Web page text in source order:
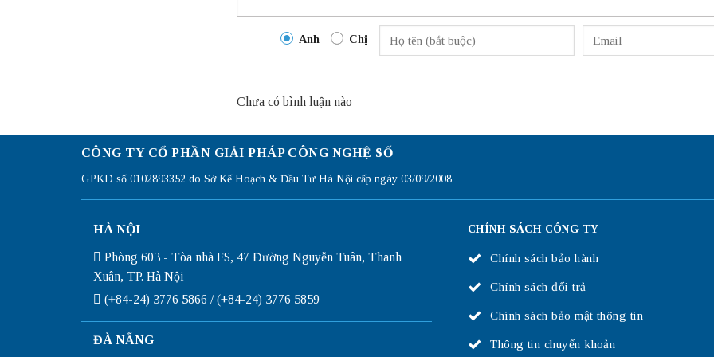
Anh Chị
Chưa có bình luận nào
CÔNG TY CỔ PHẦN GIẢI PHÁP CÔNG NGHỆ SỐ
GPKD số 0102893352 do Sở Kế Hoạch & Đầu Tư Hà Nội cấp ngày 03/09/2008
HÀ NỘI
Phòng 603 - Tòa nhà FS, 47 Đường Nguyễn Tuân, Thanh
Xuân, TP. Hà Nội
(+84-24) 3776 5866 / (+84-24) 3776 5859
ĐÀ NẴNG
CHÍNH SÁCH CÔNG TY
Chính sách bảo hành
Chính sách đổi trả
Chính sách bảo mật thông tin
Thông tin chuyển khoản